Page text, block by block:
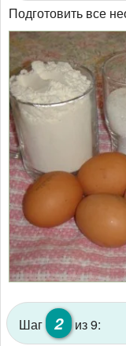
Подготовить все
Шаг 2
из 9: